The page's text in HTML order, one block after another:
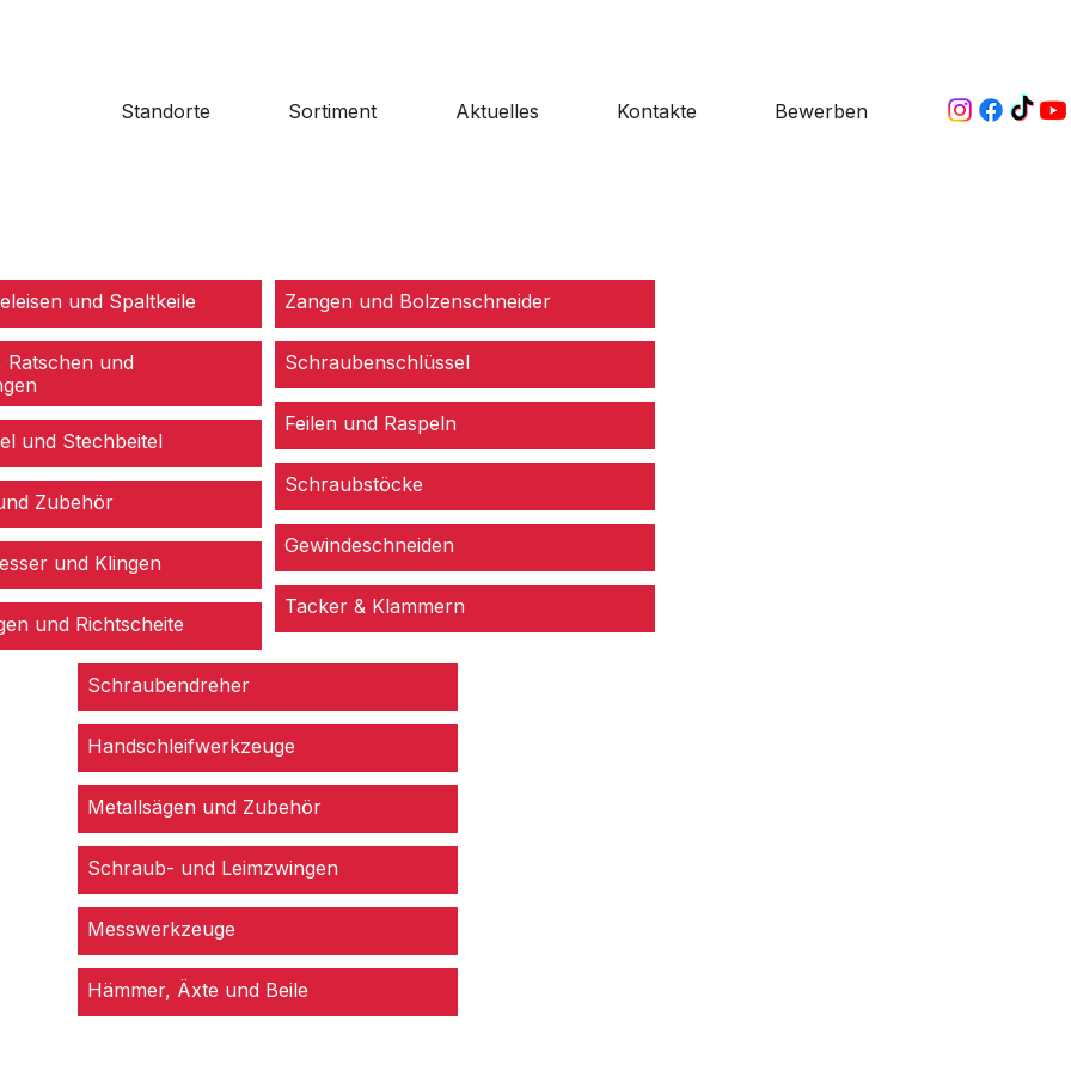
Standorte Sortiment Aktuelles Kontakte Bewerben
und Spaltkeile
Ratschen und
und Stechbeitel
Zubehör
und Klingen
und Richtscheite
Zangen und Bolzenschneider
Schraubenschlüssel
Feilen und Raspeln
Schraubstöcke
Gewindeschneiden
Tacker & Klammern
Schraubendreher
Handschleifwerkzeuge
Metallsägen und Zubehör
Schraub- und Leimzwingen
Messwerkzeuge
Hämmer, Äxte und Beile